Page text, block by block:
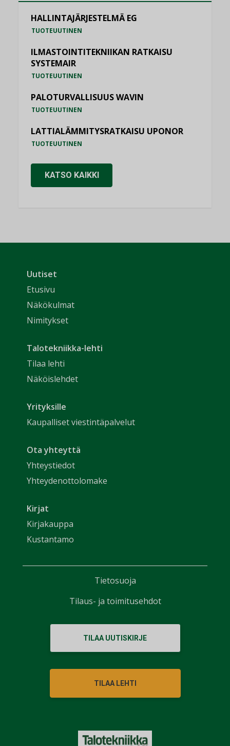
HALLINTAJÄRJESTELMÄ EG
TUOTEUUTINEN
ILMASTOINTITEKNIIKAN RATKAISU
SYSTEMAIR
TUOTEUUTINEN
PALOTURVALLISUUS WAVIN
TUOTEUUTINEN
LATTIALÄMMITYSRATKAISU UPONOR
TUOTEUUTINEN
KATSO KAIKKI
Uutiset
Etusivu
Näkökulmat
Nimitykset
Talotekniikka-lehti
Tilaa lehti
Näköislehdet
Yrityksille
Kaupalliset viestintäpalvelut
Ota yhteyttä
Yhteystiedot
Yhteydenottolomake
Kirjat
Kirjakauppa
Kustantamo
TILAA UUTISKIRJE
TILAA LEHTI
Tietosuoja
Tilaus- ja toimitusehdot